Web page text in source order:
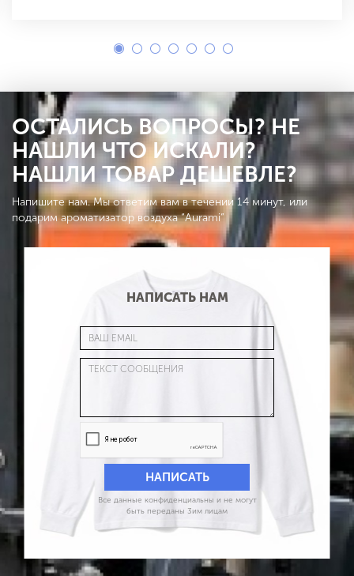
ОСТАЛИСЬ ВОПРОСЫ? НЕ
НАШЛИ ЧТО ИСКАЛИ?
НАШЛИ ТОВАР ДЕШЕВЛЕ?
Напишите нам. Мы ответим вам в течении 14 минут, или
подарим ароматизатор воздуха “Aurami”
НАПИСАТЬ НАМ
Все данные конфиденциальны и не могут
быть переданы 3им лицам